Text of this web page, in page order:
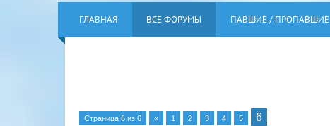
ГЛАВНАЯ ВСЕ ФОРУМЫ ПАВШИЕ / ПРОПАВШИЕ
Страница 6 из 6 « 1 2 3 4 5
6